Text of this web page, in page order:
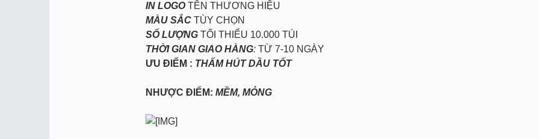
IN LOGOTÊN THƯƠNG HIỆU
MÀU SẮC TÙY CHỌN
SỐ LƯỢNG TỐI THIỂU 10.000 TÚI
THỜI GIAN GIAO HÀNG: TỪ 7-10 NGÀY
ƯU ĐIỂM : THẤM HÚT DẦU TỐT
NHƯỢC ĐIỂM: MỀM, MỎNG